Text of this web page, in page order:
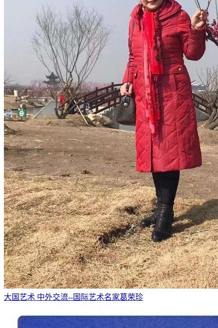
大国艺术 中外交流--国际艺术名家葛荣珍